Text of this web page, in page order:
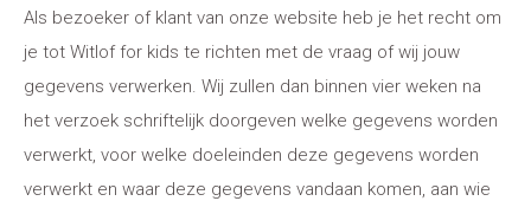
Als bezoeker of klant van onze website heb je het recht om
je tot Witlof for kids te richten met de vraag of wij jouw
gegevens verwerken. Wij zullen dan binnen vier weken na
het verzoek schriftelijk doorgeven welke gegevens worden
verwerkt, voor welke doeleinden deze gegevens worden
verwerkt en waar deze gegevens vandaan komen, aan wie